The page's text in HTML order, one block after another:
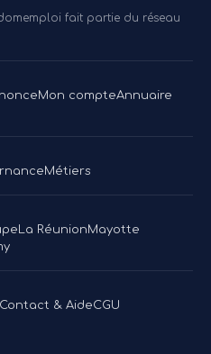
fait partie du réseau
Mon compteAnnuaire
Métiers
La RéunionMayotte
Contact & AideCGU